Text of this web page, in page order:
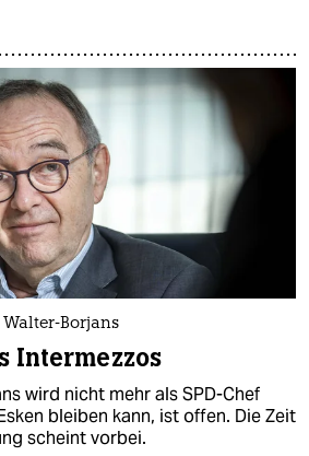
Borjans
Intermezzos
wird nicht mehr als SPD-Chef
bleiben kann, ist offen. Die Zeit
scheint vorbei.